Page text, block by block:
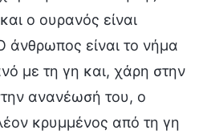
ο ουρανός είναι
άνθρωπος είναι το νήμα
με τη γη και, χάρη στην
ανανέωσή του, ο
κρυμμένος από τη γη